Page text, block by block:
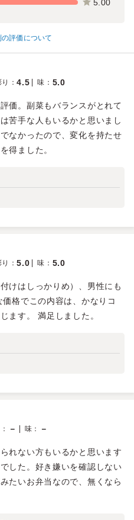
5.00
評価について
：4.5 味 ： 5.0
価。副菜もバランスがとれて
苦手な人もいるかと思いまし
なかったので、変化を持たせ
得ました。
：5.0 味 ： 5.0
けはしっかりめ）、男性にも
格でこの内容は、かなりコ
ます。 満足しました。
： － 味 ： －
れない方もいるかと思います
した。好き嫌いを確認しない
たいお弁当なので、無くなら